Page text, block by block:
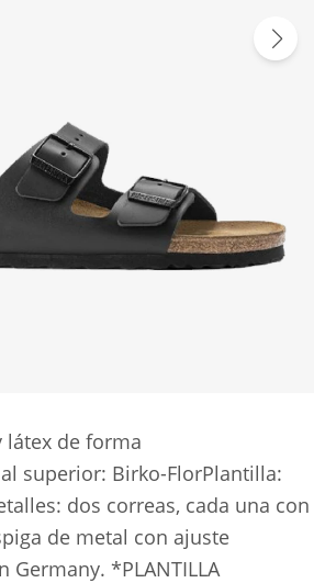
látex de forma
superior: Birko-FlorPlantilla:
dos correas, cada una con
de metal con ajuste
Germany. *PLANTILLA